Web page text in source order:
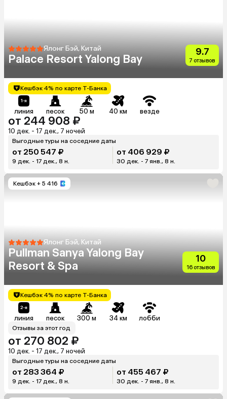
Ялонг Бэй, Китай
Palace Resort Yalong Bay
9.7
7 отзывов
Кешбэк 4% по карте Т-Банка
линия песок 50 м 40 км везде
от 244 908 ₽
10 дек. - 17 дек., 7 ночей
Выгодные туры на соседние даты
от 250 547 ₽
9 дек. - 17 дек., 8 н.
от 406 929 ₽
30 дек. - 7 янв., 8 н.
Кешбэк + 5 416
Ялонг Бэй, Китай
Pullman Sanya Yalong Bay
Resort & Spa
10
16 отзывов
Кешбэк 4% по карте Т-Банка
линия песок 300 м 34 км лобби
Отзывы за этот год
от 270 802 ₽
10 дек. - 17 дек., 7 ночей
Выгодные туры на соседние даты
от 283 364 ₽
9 дек. - 17 дек., 8 н.
от 455 467 ₽
30 дек. - 7 янв., 8 н.